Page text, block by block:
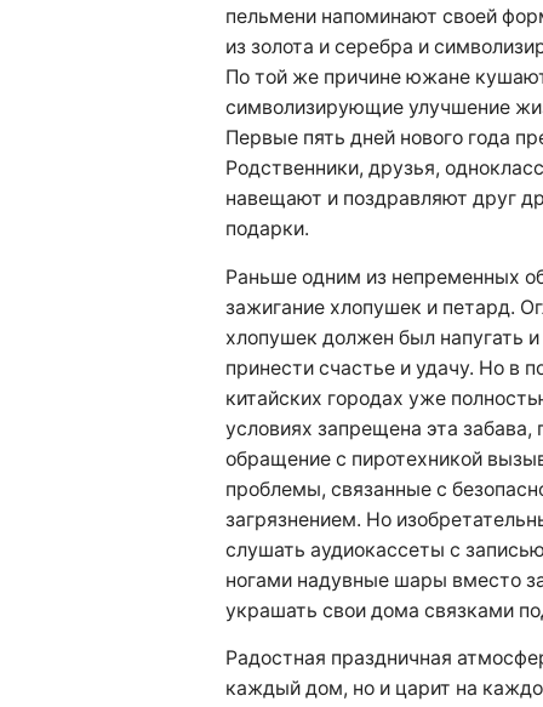
пельмени напоминают своей
из золота и серебра и
По той же причине южане кушают
символизирующие улучшение
Первые пять дней нового года
Родственники, друзья,
навещают и поздравляют друг
подарки.
Раньше одним из непременных
зажигание хлопушек и петард.
хлопушек должен был напугать и
принести счастье и удачу. Но в
китайских городах уже
условиях запрещена эта
обращение с пиротехникой
проблемы, связанные с
загрязнением. Но
слушать аудиокассеты с
ногами надувные шары вместо
украшать свои дома связками
Радостная праздничная
каждый дом, но и царит на